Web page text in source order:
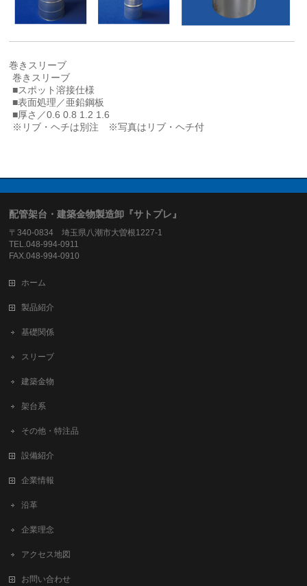
巻きスリーブ
巻きスリーブ
■スポット溶接仕様
■表面処理／亜鉛鋼板
■厚さ／0.6 0.8 1.2 1.6
※リブ・ヘチは別注 ※写真はリブ・ヘチ付
配管架台・建築金物製造卸『サトプレ』
〒340-0834 埼玉県八潮市大曽根1227-1
TEL.048-994-0911
FAX.048-994-0910
ホーム
製品紹介
基礎関係
スリーブ
建築金物
架台系
その他・特注品
設備紹介
企業情報
沿革
企業理念
アクセス地図
お問い合わせ